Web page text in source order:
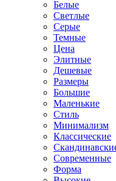
Белые
Светлые
Серые
Темные
Цена
Элитные
Дешевые
Размеры
Большие
Маленькие
Стиль
Минимализм
Классические
Современные
Форма